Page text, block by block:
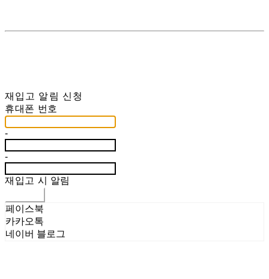
재입고 알림 신청
휴대폰 번호
-
-
재입고 시 알림
페이스북
카카오톡
네이버 블로그